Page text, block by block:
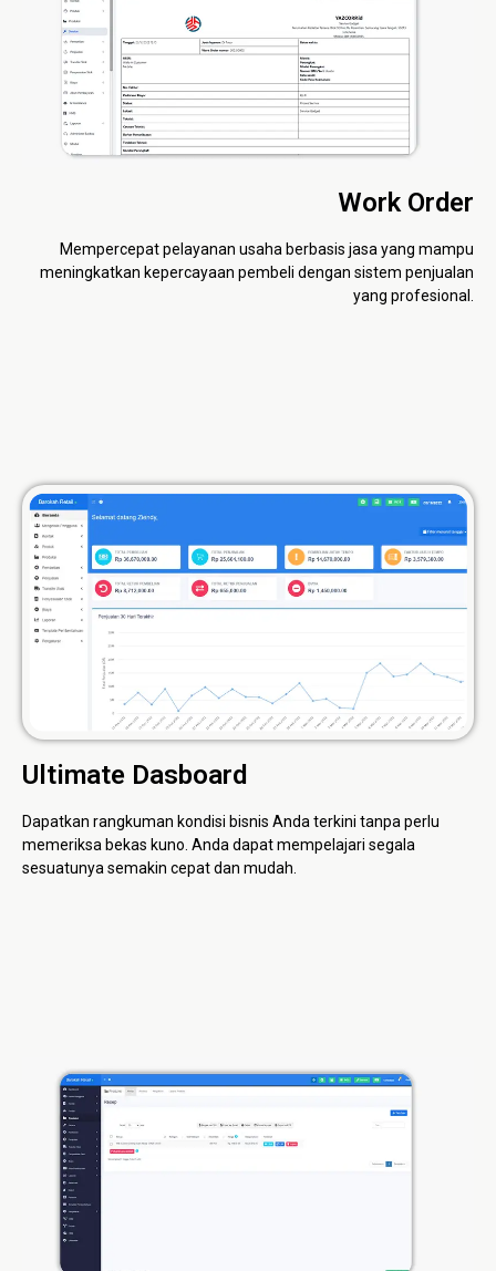
Work Order
Mempercepat pelayanan usaha berbasis jasa yang mampu
meningkatkan kepercayaan pembeli dengan sistem penjualan
yang profesional.
Ultimate Dasboard
Dapatkan rangkuman kondisi bisnis Anda terkini tanpa perlu
memeriksa bekas kuno. Anda dapat mempelajari segala
sesuatunya semakin cepat dan mudah.